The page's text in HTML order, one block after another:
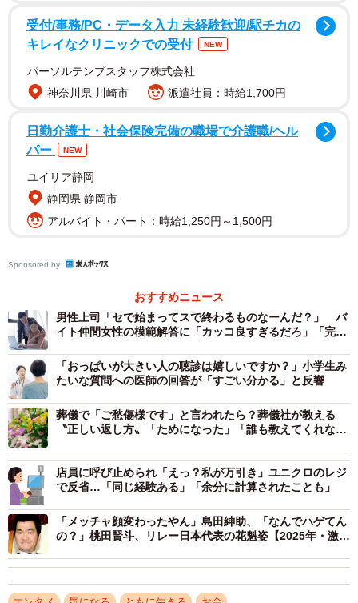
年末ジャンボの共同購入では8039人が参加し、11万9975枚を購入！結果
サマージャンボは1750万円のマイナス
共同購入を呼び掛けたのは、投資をメーンに配信するユー
チューバーで、X名・ごはっちゅうちゃん（＠
GOHACCHU_CHAN）。昨年夏、配信中に、1等は5億円が
当たる「サマージャンボ」の広告を見かけたのをきっかけ
に、「今、ライブを見ている人で宝くじを買って夢を見よ
う」と発信したのが始まりだった。
受付/事務/PC・データ入力 未経験歓迎/駅チカの
キレイなクリニックでの受付
NEW
パーソルテンプスタッフ株式会社
神奈川県 川崎市
派遣社員：時給1,700円
日勤介護士・社会保険完備の職場で介護職/ヘル
パー
NEW
ユイリア静岡
静岡県 静岡市
アルバイト・パート：時給1,250円～1,500円
Sponsored by
おすすめニュース
男性上司「セで始まってスで終わるものなーんだ？」 バ
イト仲間女性の模範解答に「カッコ良すぎるだろ」「完璧
「おっぱいが大きい人の聴診は嬉しいですか？」小学生み
たいな質問への医師の回答が「すごい分かる」と反響
葬儀で「ご愁傷様です」と言われたら？葬儀社が教える
〝正しい返し方〟「ためになった」「誰も教えてくれなか
店員に呼び止められ「えっ？私が万引き」ユニクロのレジ
で反省…「同じ経験ある」「余分に計算されたことも」
「メッチャ顔変わったやん」島田紳助、「なんでハゲてん
の？」桃田賢斗、リレー日本代表の花魁姿【2025年・激変